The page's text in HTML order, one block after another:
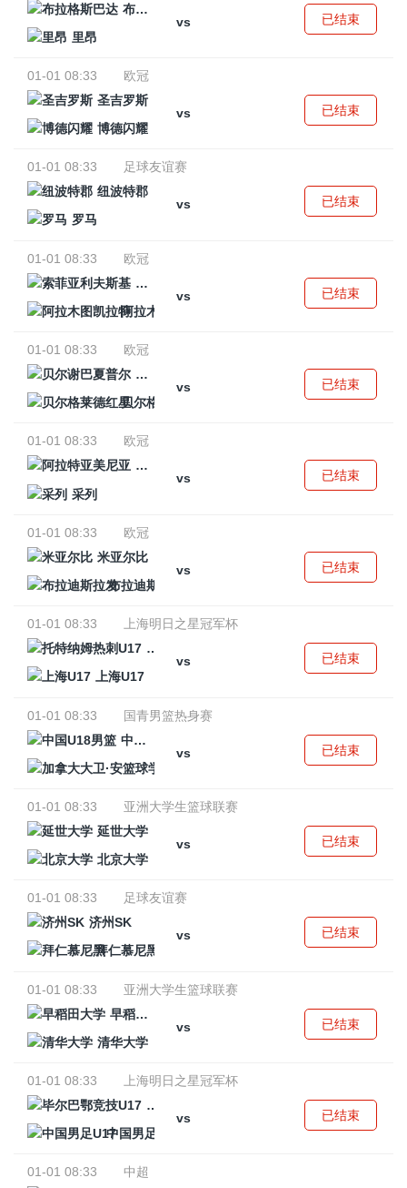
布拉格斯巴达
vs
里昂
已结束
01-01 08:33
欧冠
圣吉罗斯
vs
博德闪耀
已结束
01-01 08:33
足球友谊赛
纽波特郡
vs
罗马
已结束
01-01 08:33
欧冠
索菲亚利夫斯基
vs
阿拉木图凯拉特
已结束
01-01 08:33
欧冠
贝尔谢巴夏普尔
vs
贝尔格莱德红星
已结束
01-01 08:33
欧冠
阿拉特亚美尼亚
vs
采列
已结束
01-01 08:33
欧冠
米亚尔比
vs
布拉迪斯拉发
已结束
01-01 08:33
上海明日之星冠军杯
托特纳姆热刺U17
vs
上海U17
已结束
01-01 08:33
国青男篮热身赛
中国U18男篮
vs
已结束
01-01 08:33
亚洲大学生篮球联赛
延世大学
vs
北京大学
已结束
01-01 08:33
足球友谊赛
济州SK
vs
拜仁慕尼黑
已结束
01-01 08:33
亚洲大学生篮球联赛
早稻田大学
vs
清华大学
已结束
01-01 08:33
上海明日之星冠军杯
毕尔巴鄂竞技U17
vs
中国男足U17
已结束
01-01 08:33
中超